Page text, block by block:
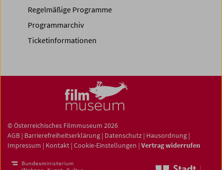
Regelmäßige Programme
Programmarchiv
Ticketinformationen
© Österreichisches Filmmuseum 2026
AGB | Barrierefreiheitserklärung | Datenschutz | Hausordnung |
Impressum | Kontakt | Cookie-Einstellungen | Vertrag widerrufen